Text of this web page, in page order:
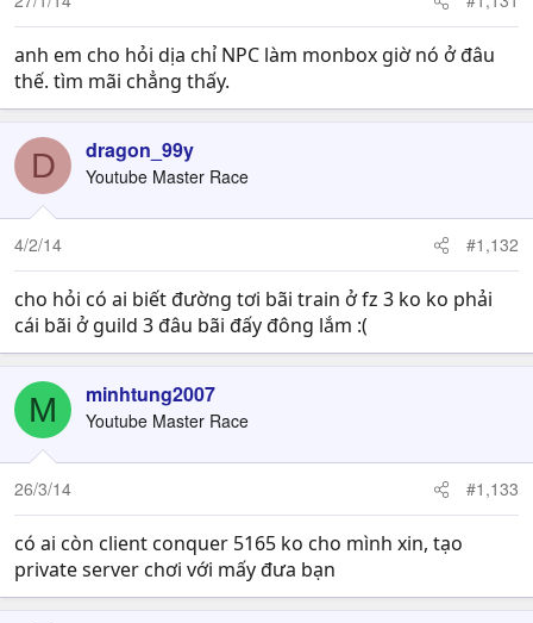
anh em cho hỏi dịa chỉ NPC làm monbox giờ nó ở đâu
thế. tìm mãi chẳng thấy.
D dragon_99y
Youtube Master Race
4/2/14 #1,132
cho hỏi có ai biết đường tơi bãi train ở fz 3 ko ko phải
cái bãi ở guild 3 đâu bãi đấy đông lắm :(
M minhtung2007
Youtube Master Race
26/3/14 #1,133
có ai còn client conquer 5165 ko cho mình xin, tạo
private server chơi với mấy đưa bạn